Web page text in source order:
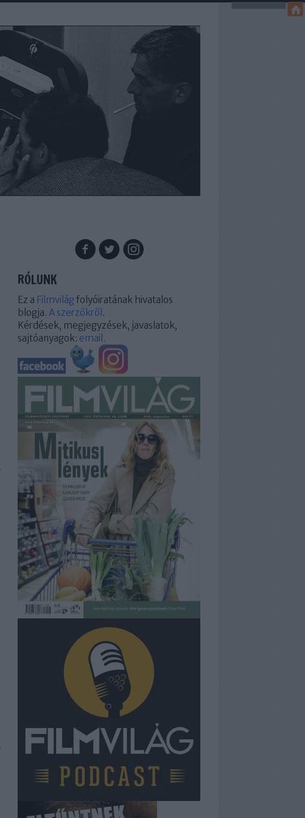
RÓLUNK
Ez a Filmvilágfolyóiratának hivatalos
blogja. A szerzőkről .
Kérdések, megjegyzések, javaslatok,
sajtóanyagok: email .